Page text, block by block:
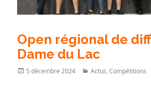
Open régional de
Dame du Lac
Posted
5 décembre 2024 Categories
Actus,Compétitions